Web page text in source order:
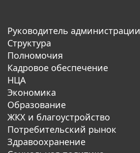
Руководитель администрации
Структура
Полномочия
Кадровое обеспечение
НЦА
Экономика
Образование
ЖКХ и благоустройство
Потребительский рынок
Здравоохранение